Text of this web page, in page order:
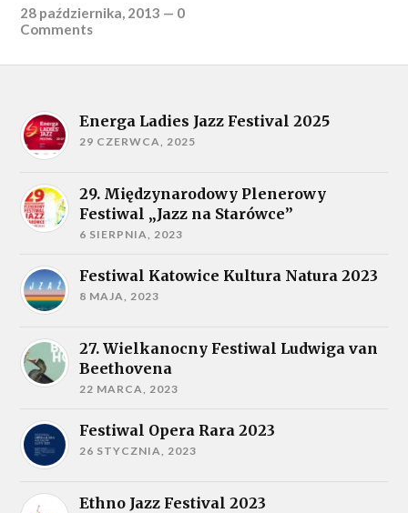
28 października, 2013 — 0
Comments
Energa Ladies Jazz Festival 2025
29 CZERWCA, 2025
29. Międzynarodowy Plenerowy
Festiwal „Jazz na Starówce”
6 SIERPNIA, 2023
Festiwal Katowice Kultura Natura 2023
8 MAJA, 2023
27. Wielkanocny Festiwal Ludwiga van
Beethovena
22 MARCA, 2023
Festiwal Opera Rara 2023
26 STYCZNIA, 2023
Ethno Jazz Festival 2023